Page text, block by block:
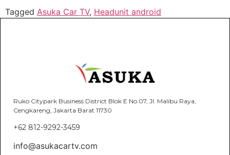
Tagged Asuka Car TV, Headunit android
Ruko Citypark Business District Blok E No.07, Jl. Malibu Raya,
Cengkareng, Jakarta Barat 11730
+62 812-9292-3459
info@asukacartv.com